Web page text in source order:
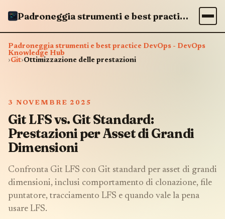
Padroneggia strumenti e best practice DevOps - DevOps Knowledge Hub
Padroneggia strumenti e best practice DevOps - DevOps
Knowledge Hub
›Git›Ottimizzazione delle prestazioni
3 NOVEMBRE 2025
Git LFS vs. Git Standard:
Prestazioni per Asset di Grandi
Dimensioni
Confronta Git LFS con Git standard per asset di grandi
dimensioni, inclusi comportamento di clonazione, file
puntatore, tracciamento LFS e quando vale la pena
usare LFS.